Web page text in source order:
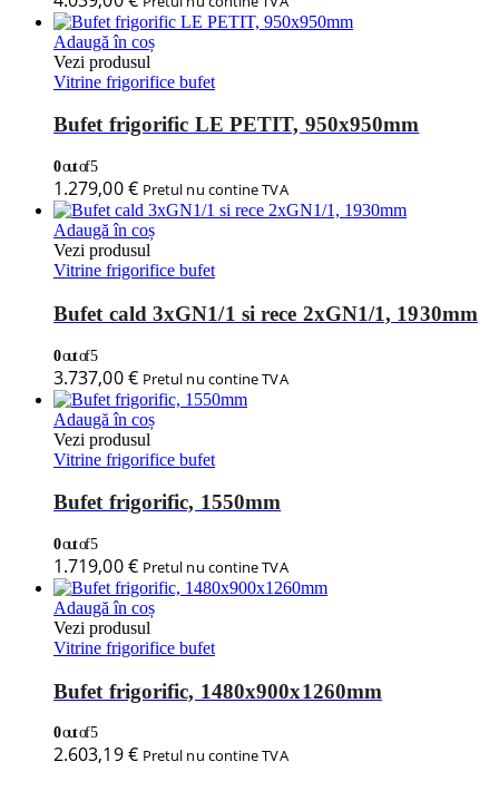
Adaugă în coș
Vezi produsul
Vitrine frigorifice bufet
Bufet frigorific LE PETIT, 950x950mm
0out of 5
1.279,00€ Pretul nu contine TVA
Adaugă în coș
Vezi produsul
Vitrine frigorifice bufet
Bufet cald 3xGN1/1 si rece 2xGN1/1, 1930mm
0out of 5
3.737,00€ Pretul nu contine TVA
Adaugă în coș
Vezi produsul
Vitrine frigorifice bufet
Bufet frigorific, 1550mm
0out of 5
1.719,00€ Pretul nu contine TVA
Adaugă în coș
Vezi produsul
Vitrine frigorifice bufet
Bufet frigorific, 1480x900x1260mm
0out of 5
2.603,19€ Pretul nu contine TVA